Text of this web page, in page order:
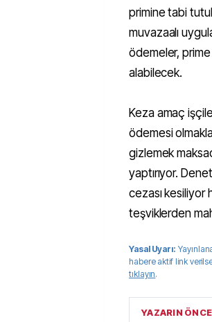
primine tabi
muvazaalı
ödemeler,
alabilecek.
Keza amaç
ödemesi
gizlemek
yaptırıyor.
cezası kesiliyor
teşviklerden
Yasal Uyarı:
habere aktif link
tıklayın.
YAZARIN